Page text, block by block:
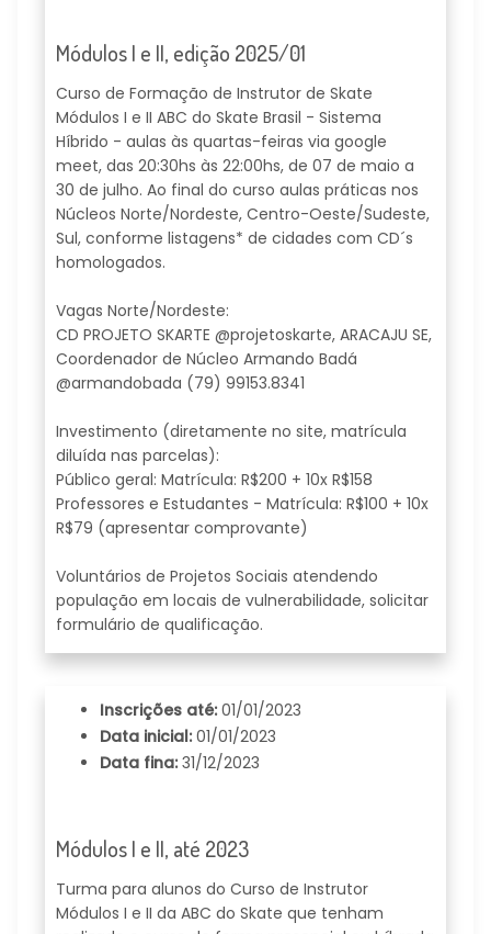
Módulos I e II, edição 2025/01
Curso de Formação de Instrutor de Skate
Módulos I e II ABC do Skate Brasil - Sistema
Híbrido - aulas às quartas-feiras via google
meet, das 20:30hs às 22:00hs, de 07 de maio a
30 de julho. Ao final do curso aulas práticas nos
Núcleos Norte/Nordeste, Centro-Oeste/Sudeste,
Sul, conforme listagens* de cidades com CD´s
homologados.
Vagas Norte/Nordeste:
CD PROJETO SKARTE @projetoskarte, ARACAJU SE,
Coordenador de Núcleo Armando Badá
@armandobada (79) 99153.8341
Investimento (diretamente no site, matrícula
diluída nas parcelas):
Público geral: Matrícula: R$200 + 10x R$158
Professores e Estudantes - Matrícula: R$100 + 10x
R$79 (apresentar comprovante)
Voluntários de Projetos Sociais atendendo
população em locais de vulnerabilidade, solicitar
formulário de qualificação.
Inscrições até: 01/01/2023
Data inicial: 01/01/2023
Data fina: 31/12/2023
Módulos I e II, até 2023
Turma para alunos do Curso de Instrutor
Módulos I e II da ABC do Skate que tenham